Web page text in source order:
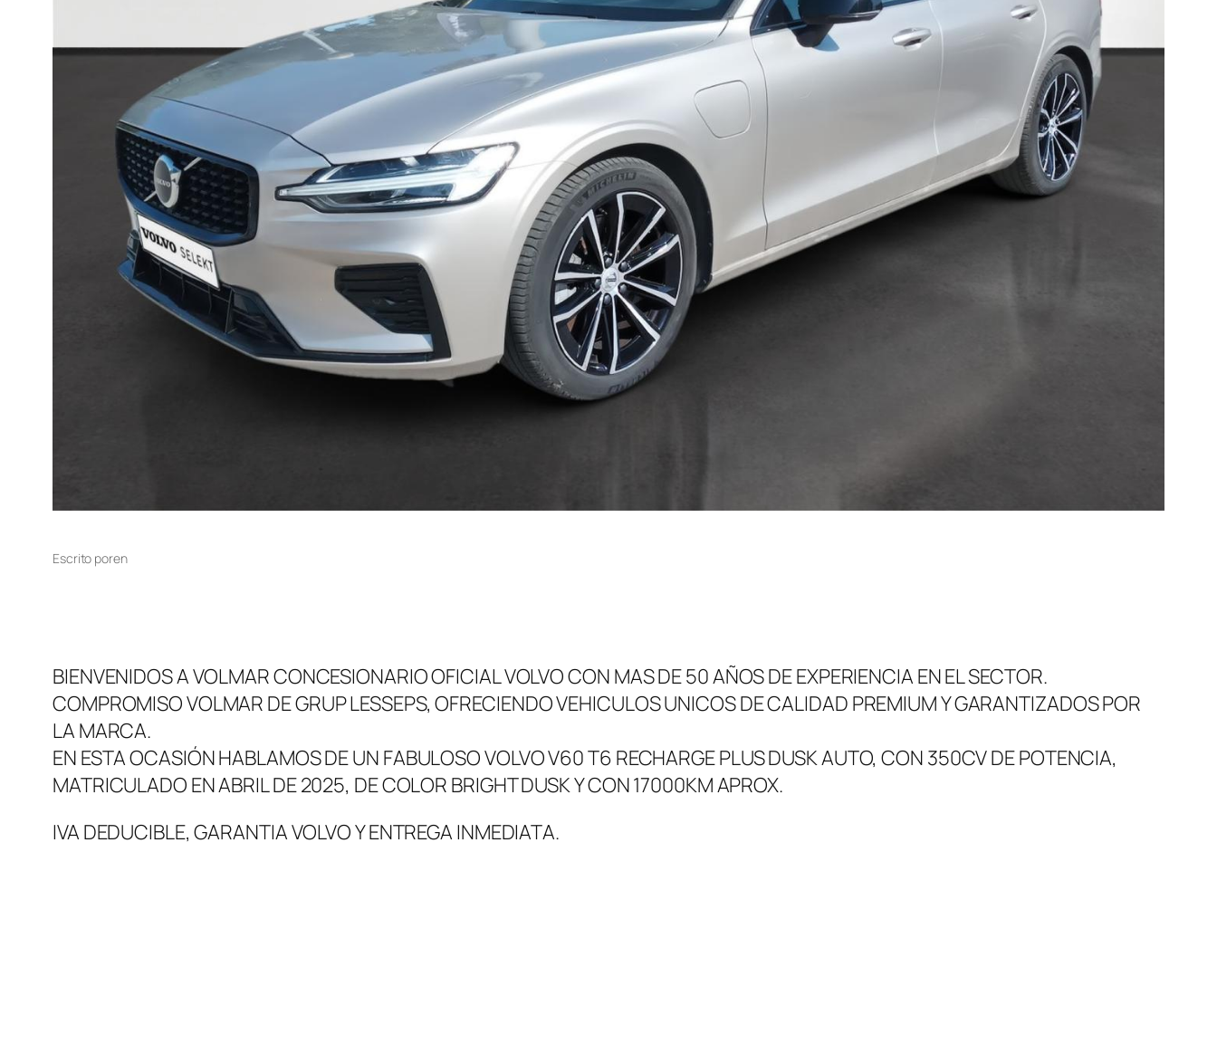
Escrito poren
BIENVENIDOS A VOLMAR CONCESIONARIO OFICIAL VOLVO CON MAS DE 50 AÑOS DE EXPERIENCIA EN EL SECTOR.
COMPROMISO VOLMAR DE GRUP LESSEPS, OFRECIENDO VEHICULOS UNICOS DE CALIDAD PREMIUM Y GARANTIZADOS POR
LA MARCA.
EN ESTA OCASIÓN HABLAMOS DE UN FABULOSO VOLVO V60 T6 RECHARGE PLUS DUSK AUTO, CON 350CV DE POTENCIA,
MATRICULADO EN ABRIL DE 2025, DE COLOR BRIGHT DUSK Y CON 17000KM APROX.
IVA DEDUCIBLE, GARANTIA VOLVO Y ENTREGA INMEDIATA.